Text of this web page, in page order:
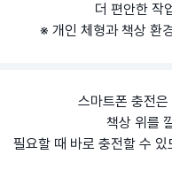
더 편안한 작
※ 개인 체형과 책상 환
스마트폰 충전
책상 위를
필요할 때 바로 충전할 수